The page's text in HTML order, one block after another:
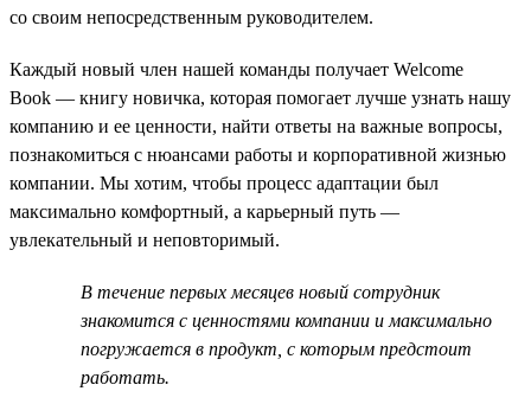
со своим непосредственным руководителем.
Каждый новый член нашей команды получает Welcome
Book — книгу новичка, которая помогает лучше узнать нашу
компанию и ее ценности, найти ответы на важные вопросы,
познакомиться с нюансами работы и корпоративной жизнью
компании. Мы хотим, чтобы процесс адаптации был
максимально комфортный, а карьерный путь —
увлекательный и неповторимый.
В течение первых месяцев новый сотрудник
знакомится с ценностями компании и максимально
погружается в продукт, с которым предстоит
работать.